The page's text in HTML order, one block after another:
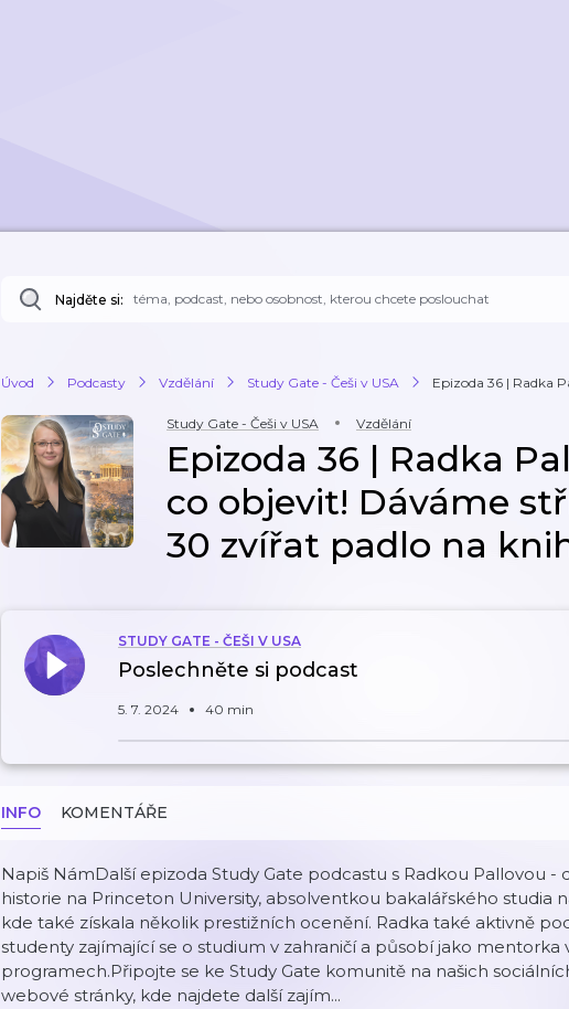
Najděte si:
Úvod Podcasty Vzdělání Study Gate - Češi v USA Epizoda 36 | Radka
Study Gate - Češi v USA Vzdělání
Epizoda 36 | Radka
co objevit! Dáváme
30 zvířat padlo na
STUDY GATE - ČEŠI V USA
Poslechněte si podcast
5. 7. 2024 40 min
INFO KOMENTÁŘE
Napiš NámDalší epizoda Study Gate podcastu s Radkou Pallovou
historie na Princeton University, absolventkou bakalářského studia
kde také získala několik prestižních ocenění. Radka také aktivně
studenty zajímající se o studium v zahraničí a působí jako mentorka
programech.Připojte se ke Study Gate komunitě na našich
webové stránky, kde najdete další zajím...